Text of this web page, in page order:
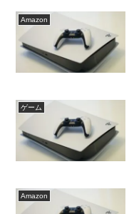
Amazon
ゲーム
Amazon